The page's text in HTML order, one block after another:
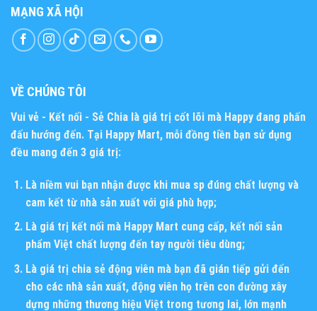
MẠNG XÃ HỘI
VỀ CHÚNG TÔI
Vui vẻ - Kết nối - Sẻ Chia là giá trị cốt lõi mà Happy đang phấn
đấu hướng đến. Tại Happy Mart, mỗi đồng tiền bạn sử dụng
đều mang đến 3 giá trị:
Là niềm vui bạn nhận được khi mua sp đúng chất lượng và
cam kết từ nhà sản xuất với giá phù hợp;
Là giá trị kết nối mà Happy Mart cung cấp, kết nối sản
phẩm Việt chất lượng đến tay người tiêu dùng;
Là giá trị chia sẻ động viên mà bạn đã gián tiếp gửi đến
cho các nhà sản xuất, động viên họ trên con đường xây
dựng những thương hiệu Việt trong tương lai, lớn mạnh